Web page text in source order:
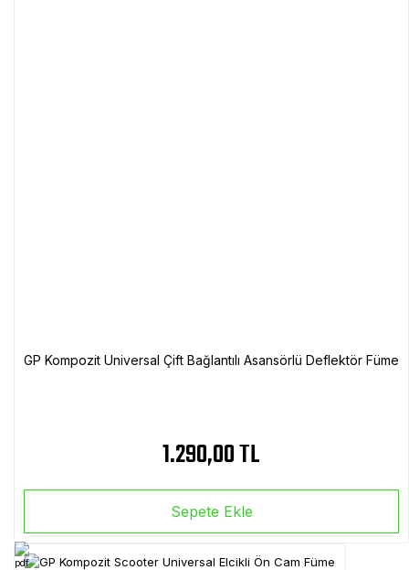
GP Kompozit Universal Çift Bağlantılı Asansörlü Deflektör Füme
1.290,00 TL
Sepete Ekle